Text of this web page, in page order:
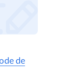
de